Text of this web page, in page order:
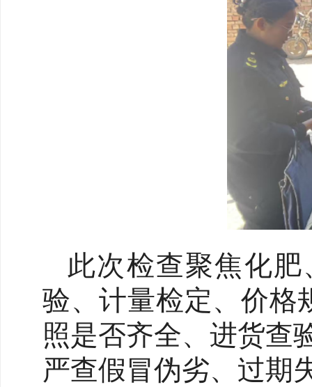
此次检查聚焦化
验、计量检定、价格
照是否齐全、进货查
严查假冒伪劣、过期